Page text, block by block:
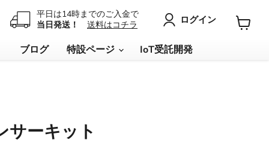
平日は14時までのご入金で
当日発送！
送料はコチラ ログイン
ブログ 特設ページ IoT受託開発
ーキット